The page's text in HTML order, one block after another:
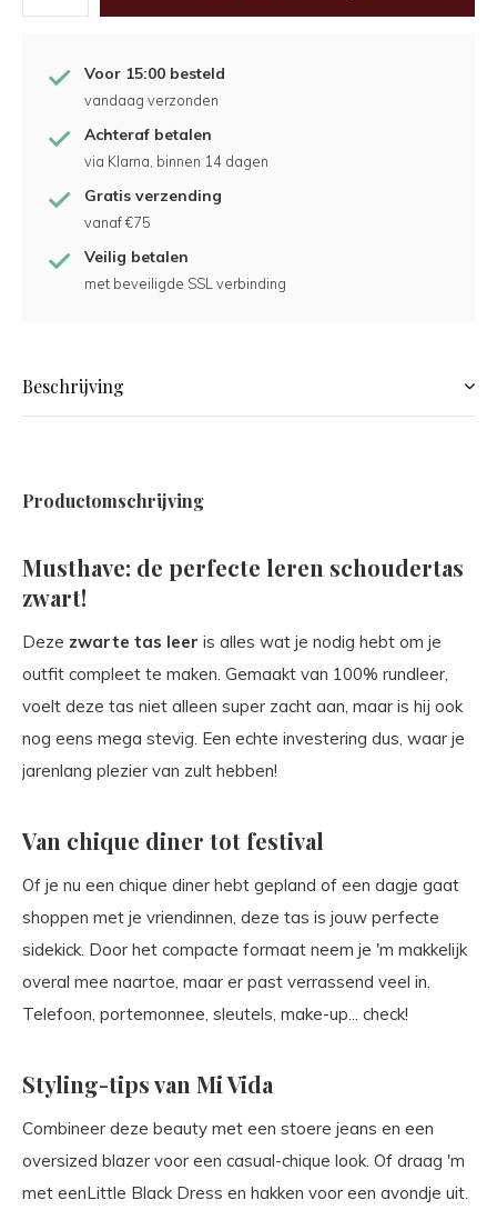
Voor 15:00 besteld
vandaag verzonden
Achteraf betalen
via Klarna, binnen 14 dagen
Gratis verzending
vanaf €75
Veilig betalen
met beveiligde SSL verbinding
Beschrijving
Productomschrijving
Musthave: de perfecte leren schoudertas
zwart!
Deze zwarte tas leer is alles wat je nodig hebt om je
outfit compleet te maken. Gemaakt van 100% rundleer,
voelt deze tas niet alleen super zacht aan, maar is hij ook
nog eens mega stevig. Een echte investering dus, waar je
jarenlang plezier van zult hebben!
Van chique diner tot festival
Of je nu een chique diner hebt gepland of een dagje gaat
shoppen met je vriendinnen, deze tas is jouw perfecte
sidekick. Door het compacte formaat neem je 'm makkelijk
overal mee naartoe, maar er past verrassend veel in.
Telefoon, portemonnee, sleutels, make-up... check!
Styling-tips van Mi Vida
Combineer deze beauty met een stoere jeans en een
oversized blazer voor een casual-chique look. Of draag 'm
met eenLittle Black Dress en hakken voor een avondje uit.